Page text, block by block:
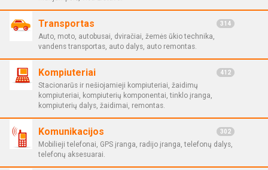
Transportas 314
Auto, moto, autobusai, dviračiai, žemės ūkio technika,
vandens transportas, auto dalys, auto remontas.
Kompiuteriai 412
Stacionarūs ir nešiojamieji kompiuteriai, žaidimų
kompiuteriai, kompiuterių komponentai, tinklo įranga,
kompiuterių dalys, žaidimai, remontas.
Komunikacijos 302
Mobilieji telefonai, GPS įranga, radijo įranga, telefonų dalys,
telefonų aksesuarai.